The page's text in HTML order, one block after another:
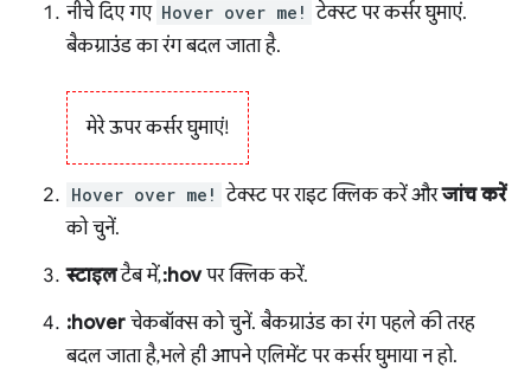
नीचे दिए गए Hover over me! टेक्स्ट पर कर्सर घुमाएं.
बैकग्राउंड का रंग बदल जाता है.
मेरे ऊपर कर्सर घुमाएं!
Hover over me! टेक्स्ट पर राइट क्लिक करें औरजांच करें
को चुनें.
स्टाइलटैब में,:hovपर क्लिक करें.
:hover चेकबॉक्स को चुनें. बैकग्राउंड का रंग पहले की तरह
बदल जाता है, भले ही आपने एलिमेंट पर कर्सर घुमाया न हो.